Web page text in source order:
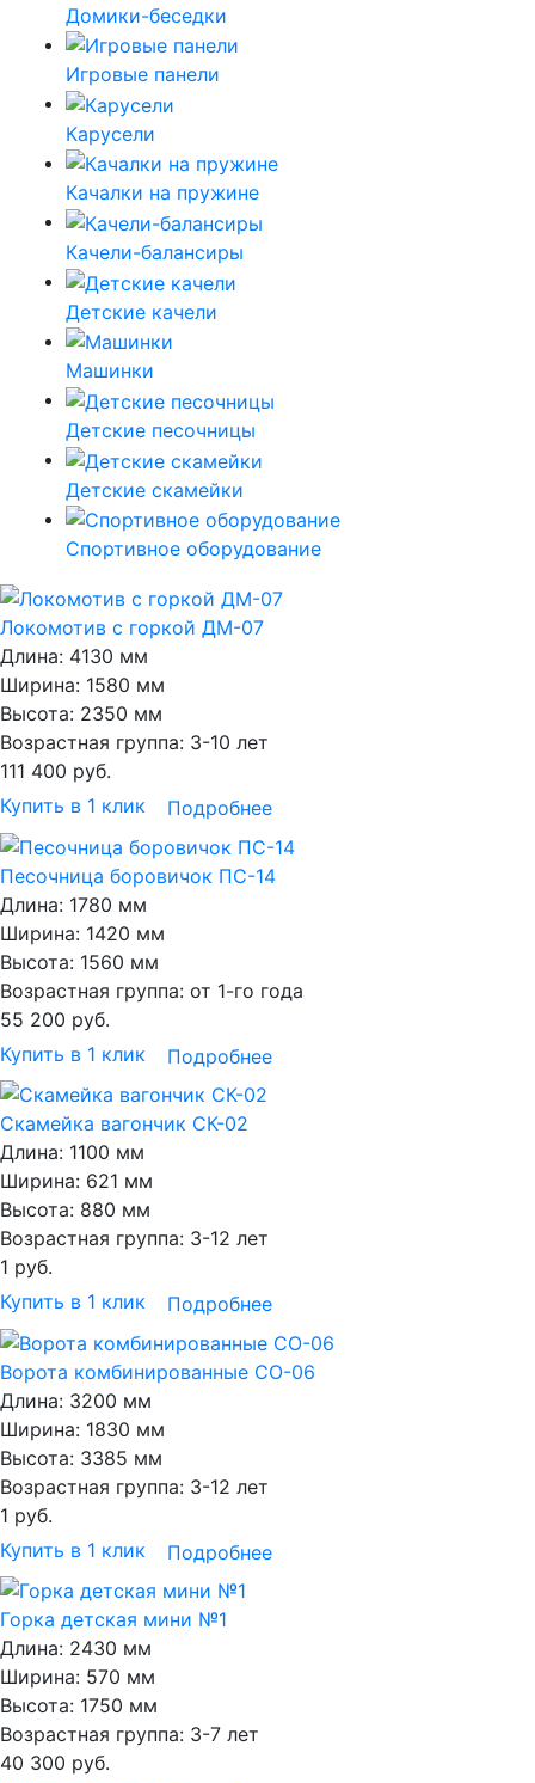
Домики-беседки
Игровые панели
Карусели
Качалки на пружине
Качели-балансиры
Детские качели
Машинки
Детские песочницы
Детские скамейки
Спортивное оборудование
Локомотив с горкой ДМ-07
Длина: 4130 мм
Ширина: 1580 мм
Высота: 2350 мм
Возрастная группа: 3-10 лет
111 400 руб.
Купить в 1 клик
Подробнее
Песочница боровичок ПС-14
Длина: 1780 мм
Ширина: 1420 мм
Высота: 1560 мм
Возрастная группа: от 1-го года
55 200 руб.
Купить в 1 клик
Подробнее
Скамейка вагончик СК-02
Длина: 1100 мм
Ширина: 621 мм
Высота: 880 мм
Возрастная группа: 3-12 лет
1 руб.
Купить в 1 клик
Подробнее
Ворота комбинированные СО-06
Длина: 3200 мм
Ширина: 1830 мм
Высота: 3385 мм
Возрастная группа: 3-12 лет
1 руб.
Купить в 1 клик
Подробнее
Горка детская мини №1
Длина: 2430 мм
Ширина: 570 мм
Высота: 1750 мм
Возрастная группа: 3-7 лет
40 300 руб.